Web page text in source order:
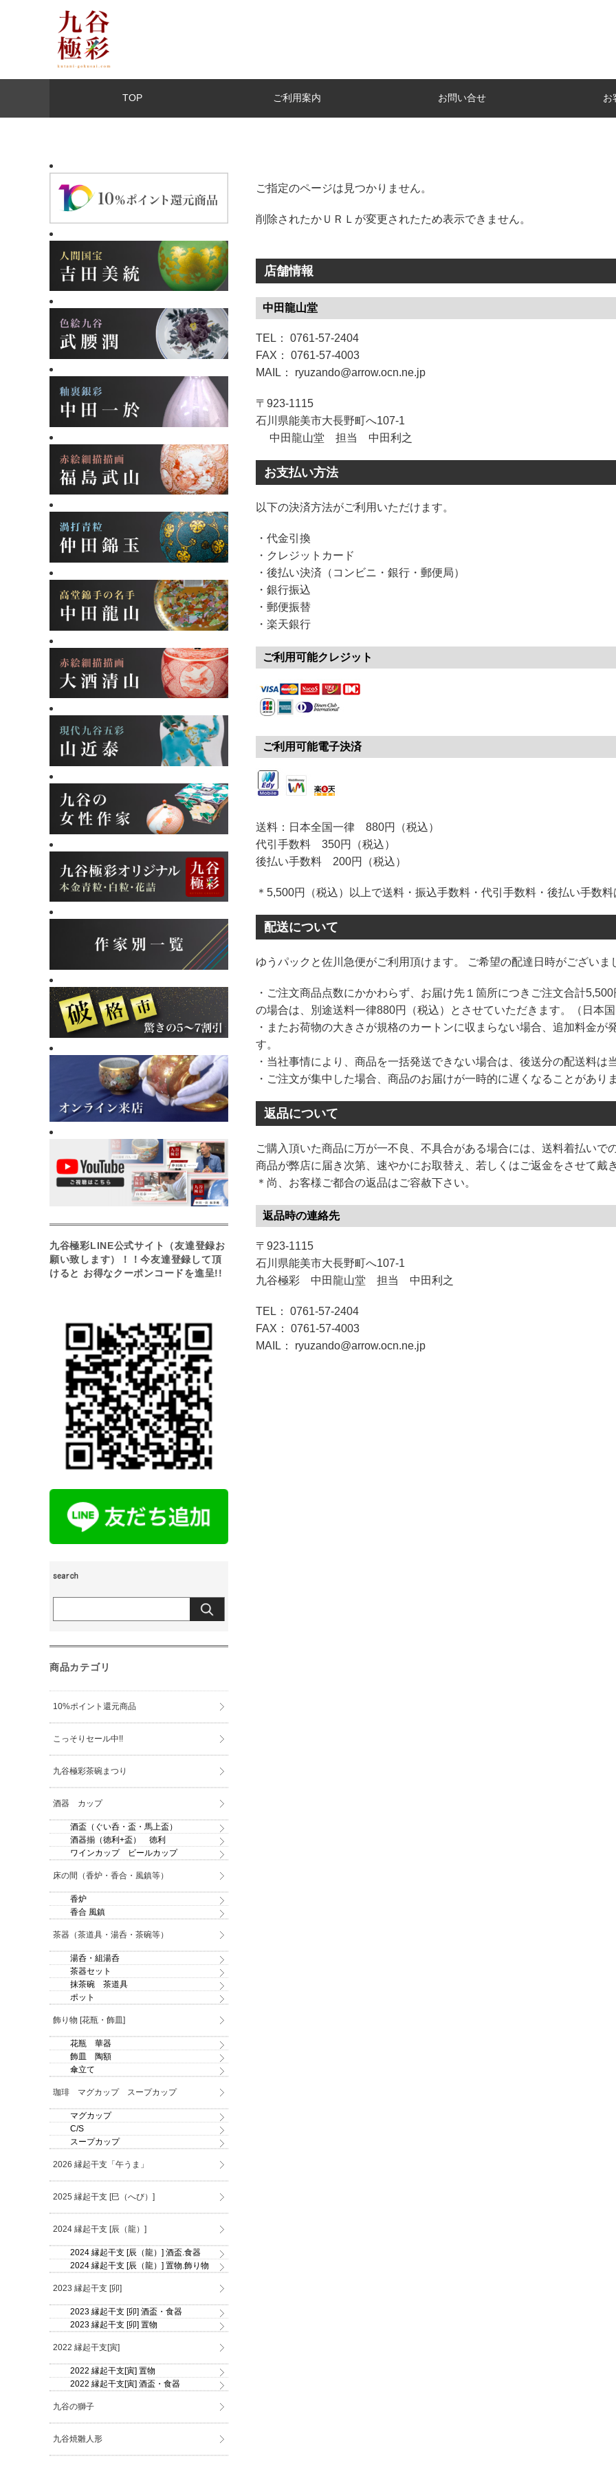
TOP ご利用案内 お問い合せ お
ご指定のページは見つかりません。
削除されたかＵＲＬが変更されたため表示できません。
店舗情報
中田龍山堂
TEL： 0761-57-2404
FAX： 0761-57-4003
MAIL： ryuzando@arrow.ocn.ne.jp
〒923-1115
石川県能美市大長野町へ107-1
中田龍山堂 担当 中田利之
お支払い方法
以下の決済方法がご利用いただけます。
・代金引換
・クレジットカード
・後払い決済（コンビニ・銀行・郵便局）
・銀行振込
・郵便振替
・楽天銀行
ご利用可能クレジット
ご利用可能電子決済
送料：日本全国一律 880円（税込）
代引手数料 350円（税込）
後払い手数料 200円（税込）
＊5,500円（税込）以上で送料・振込手数料・代引手数料・後払い手数料
配送について
ゆうパックと佐川急便がご利用頂けます。 ご希望の配達日時がございま
・ご注文商品点数にかかわらず、お届け先１箇所につきご注文合計
の場合は、別途送料一律880円（税込）とさせていただきます。（日本国
・またお荷物の大きさが規格のカートンに収まらない場合、追加料金
す。
・当社事情により、商品を一括発送できない場合は、後送分の配送料は
・ご注文が集中した場合、商品のお届けが一時的に遅くなることがありま
返品について
ご購入頂いた商品に万が一不良、不具合がある場合には、送料着払いで
商品が弊店に届き次第、速やかにお取替え、若しくはご返金をさせて戴
＊尚、お客様ご都合の返品はご容赦下さい。
返品時の連絡先
〒923-1115
石川県能美市大長野町へ107-1
九谷極彩 中田龍山堂 担当 中田利之
TEL： 0761-57-2404
FAX： 0761-57-4003
MAIL： ryuzando@arrow.ocn.ne.jp
九谷極彩LINE公式サイト（友達登録お
願い致します）！！今友達登録して頂
けると お得なクーポンコードを進呈!!
商品カテゴリ
10%ポイント還元商品
こっそりセール中!!
九谷極彩茶碗まつり
酒器 カップ
酒盃（ぐい呑・盃・馬上盃）
酒器揃（徳利+盃） 徳利
ワインカップ ビールカップ
床の間（香炉・香合・風鎮等）
香炉
香合 風鎮
茶器（茶道具・湯呑・茶碗等）
湯呑・組湯呑
茶器セット
抹茶碗 茶道具
ポット
飾り物 [花瓶・飾皿]
花瓶 華器
飾皿 陶額
傘立て
珈琲 マグカップ スープカップ
マグカップ
C/S
スープカップ
2026 縁起干支「午うま」
2025 縁起干支 [巳（へび）]
2024 縁起干支 [辰（龍）]
2024 縁起干支 [辰（龍）] 酒盃.食器
2024 縁起干支 [辰（龍）] 置物.飾り物
2023 縁起干支 [卯]
2023 縁起干支 [卯] 酒盃・食器
2023 縁起干支 [卯] 置物
2022 縁起干支[寅]
2022 縁起干支[寅] 置物
2022 縁起干支[寅] 酒盃・食器
九谷の獅子
九谷焼雛人形